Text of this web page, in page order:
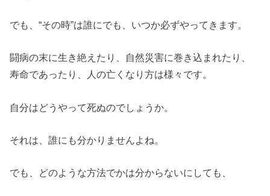
でも、“その時”は誰にでも、いつか必ずやってきます。
闘病の末に生き絶えたり、自然災害に巻き込まれたり、
寿命であったり、人の亡くなり方は様々です。
自分はどうやって死ぬのでしょうか。
それは、誰にも分かりませんよね。
でも、どのような方法でかは分からないにしても、